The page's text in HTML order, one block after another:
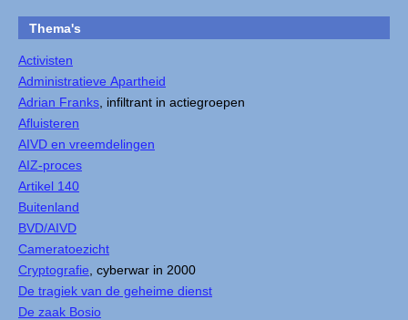
Thema's
Activisten
Administratieve Apartheid
Adrian Franks , infiltrant in actiegroepen
Afluisteren
AIVD en vreemdelingen
AIZ-proces
Artikel 140
Buitenland
BVD/AIVD
Cameratoezicht
Cryptografie , cyberwar in 2000
De tragiek van de geheime dienst
De zaak Bosio